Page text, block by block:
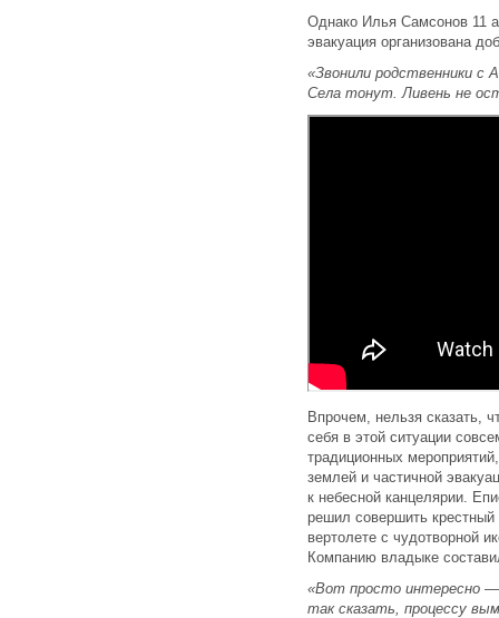
Однако Илья Самсонов 11
эвакуация организована
«Звонили родственники с
Села тонут. Ливень не
Впрочем, нельзя сказать,
себя в этой ситуации
традиционных
землей и частичной
к небесной канцелярии.
решил совершить крестный
вертолете с чудотворной
Компанию владыке
«Вот просто интересно
так сказать, процессу